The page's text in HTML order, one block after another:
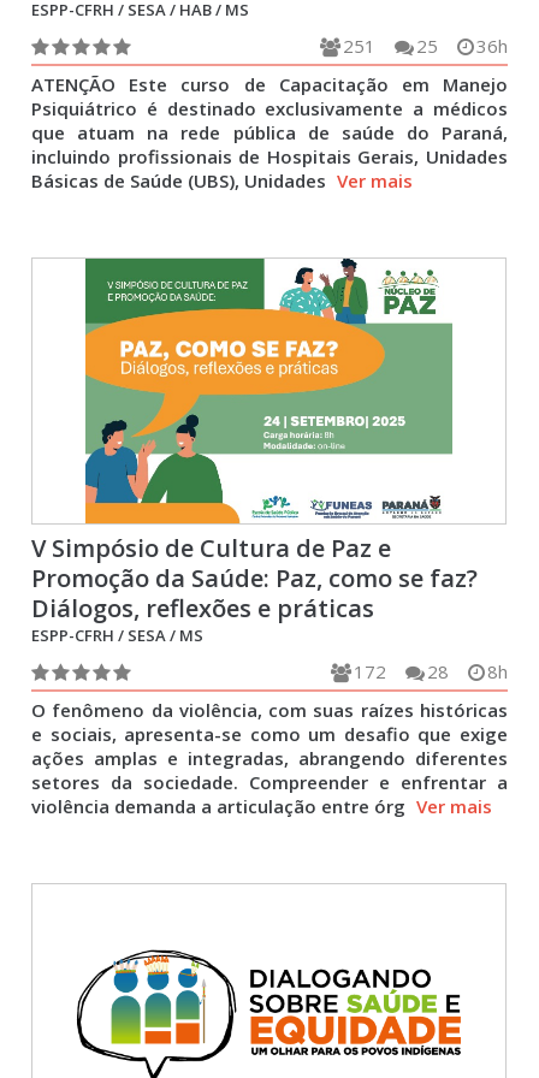
ESPP-CFRH / SESA / HAB / MS
36h
25
251
ATENÇÃO Este curso de Capacitação em Manejo
Psiquiátrico é destinado exclusivamente a médicos
que atuam na rede pública de saúde do Paraná,
incluindo profissionais de Hospitais Gerais, Unidades
Básicas de Saúde (UBS), Unidades Ver mais
V Simpósio de Cultura de Paz e
Promoção da Saúde: Paz, como se faz?
Diálogos, reflexões e práticas
ESPP-CFRH / SESA / MS
8h
28
172
O fenômeno da violência, com suas raízes históricas
e sociais, apresenta-se como um desafio que exige
ações amplas e integradas, abrangendo diferentes
setores da sociedade. Compreender e enfrentar a
violência demanda a articulação entre órg Ver mais